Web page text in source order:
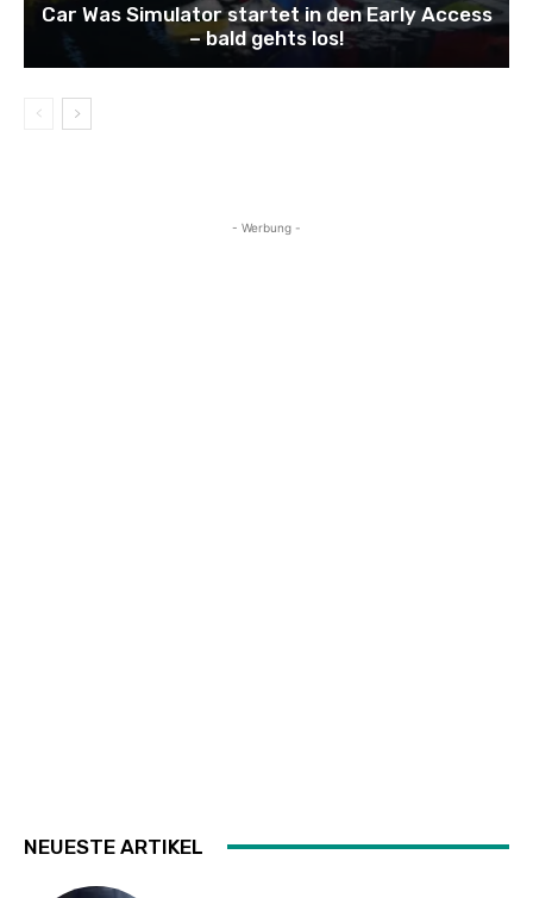
Car Was Simulator startet in den Early Access
– bald gehts los!
- Werbung -
NEUESTE ARTIKEL